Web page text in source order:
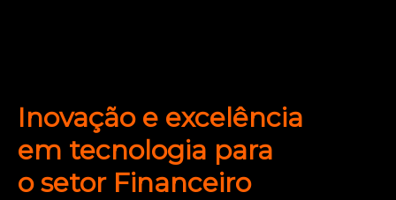
Inovação e excelência
em tecnologia para
o setor Financeiro